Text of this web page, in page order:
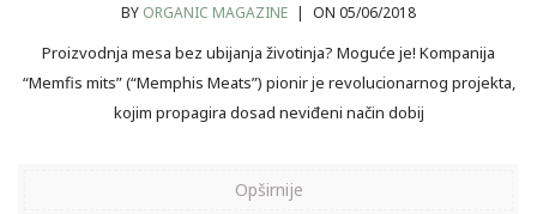
BY ORGANIC MAGAZINE | ON 05/06/2018
Proizvodnja mesa bez ubijanja životinja? Moguće je! Kompanija
“Memfis mits” (“Memphis Meats”) pionir je revolucionarnog projekta,
kojim propagira dosad neviđeni način dobij
Opširnije